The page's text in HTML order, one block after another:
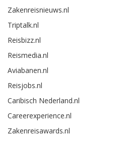
Zakenreisnieuws.nl
Triptalk.nl
Reisbizz.nl
Reismedia.nl
Aviabanen.nl
Reisjobs.nl
Caribisch Nederland.nl
Careerexperience.nl
Zakenreisawards.nl